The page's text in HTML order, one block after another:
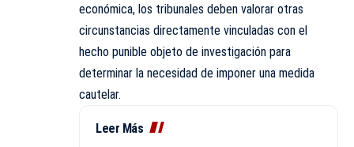
económica, los tribunales deben valorar otras
circunstancias directamente vinculadas con el
hecho punible objeto de investigación para
determinar la necesidad de imponer una medida
cautelar.
Leer Más